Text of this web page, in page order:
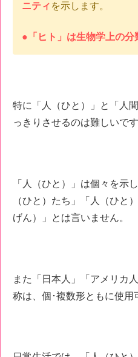
ニティ を示します。
●「ヒト」は生物学上の分
特に「人（ひと）」と「人
っきりさせるのは難しいです
「人（ひと）」は個々を示
（ひと）たち」「人（ひと
げん）」とは言いません。
また「日本人」「アメリカ
称は、個･複数形ともに使用